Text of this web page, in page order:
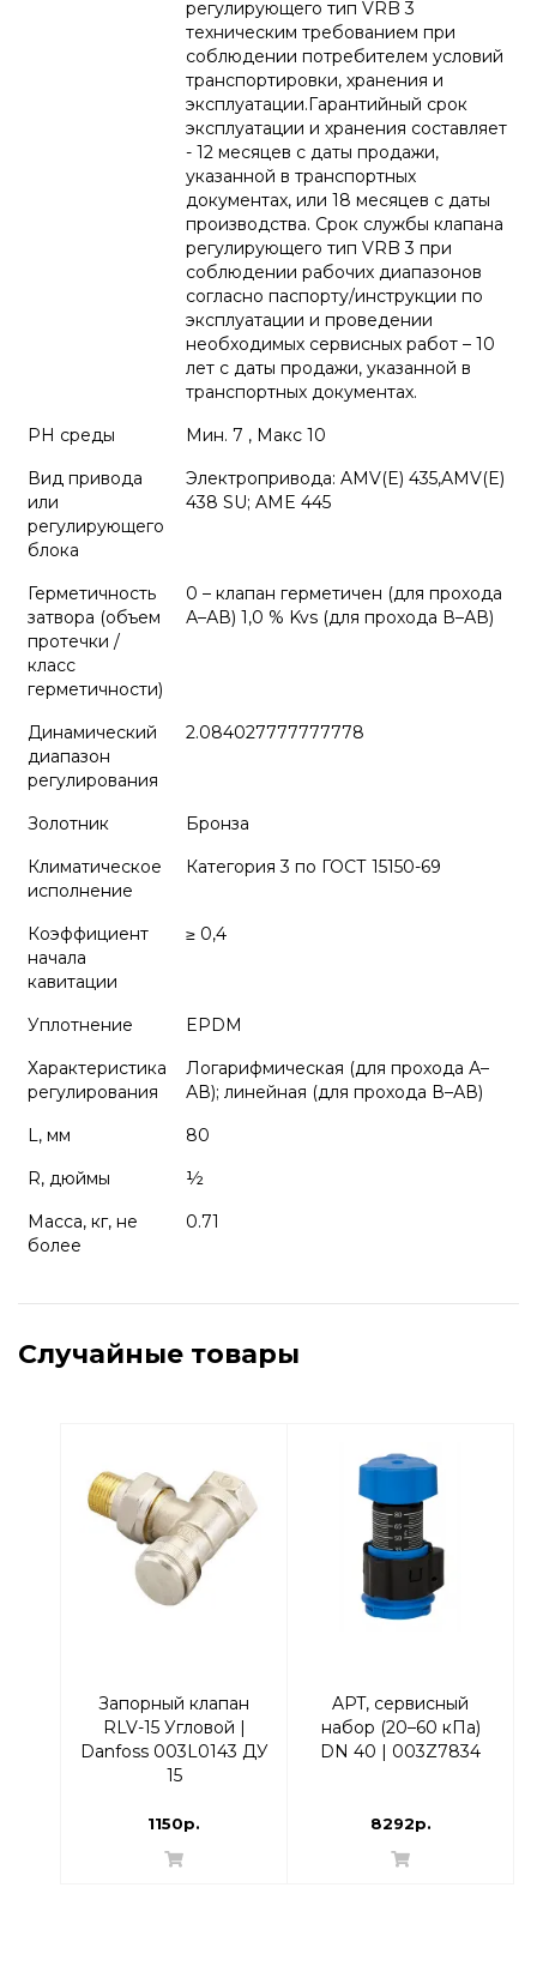
регулирующего тип VRB 3
техническим требованием при
соблюдении потребителем условий
транспортировки, хранения и
эксплуатации.Гарантийный срок
эксплуатации и хранения составляет
- 12 месяцев с даты продажи,
указанной в транспортных
документах, или 18 месяцев с даты
производства. Срок службы клапана
регулирующего тип VRB 3 при
соблюдении рабочих диапазонов
согласно паспорту/инструкции по
эксплуатации и проведении
необходимых сервисных работ – 10
лет с даты продажи, указанной в
транспортных документах.
PH среды
Мин. 7 , Макс 10
Вид привода
или
регулирующего
блока
Электропривода: AMV(E) 435,AMV(E)
438 SU; AME 445
Герметичность
затвора (объем
протечки /
класс
герметичности)
0 – клапан герметичен (для прохода
А–АВ) 1,0 % Kvs (для прохода В–АВ)
Динамический
диапазон
регулирования
2.084027777777778
Золотник
Бронза
Климатическое
исполнение
Категория 3 по ГОСТ 15150-69
Коэффициент
начала
кавитации
≥ 0,4
Уплотнение
EPDM
Характеристика
регулирования
Логарифмическая (для прохода А–
АВ); линейная (для прохода В–АВ)
L, мм
80
R, дюймы
½
Масса, кг, не
более
0.71
Случайные товары
Запорный клапан
RLV-15 Угловой |
Danfoss 003L0143 ДУ
15
1150р.
APT, сервисный
набор (20–60 кПа)
DN 40 | 003Z7834
8292р.